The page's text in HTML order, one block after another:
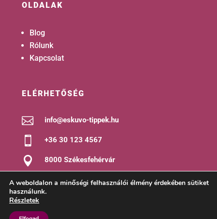
OLDALAK
Blog
Rólunk
Kapcsolat
ELÉRHETŐSÉG
 info@eskuvo-tippek.hu
 +36 30 123 4567
 8000 Székesfehérvár
A weboldalon a minőségi felhasználói élmény érdekében sütiket
használunk.
Részletek